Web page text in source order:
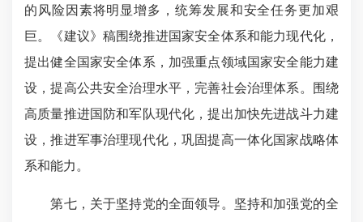
的风险因素将明显增多，统筹发展和安全任务更加艰
巨。《建议》稿围绕推进国家安全体系和能力现代化，
提出健全国家安全体系，加强重点领域国家安全能力建
设，提高公共安全治理水平，完善社会治理体系。围绕
高质量推进国防和军队现代化，提出加快先进战斗力建
设，推进军事治理现代化，巩固提高一体化国家战略体
系和能力。
第七，关于坚持党的全面领导。坚持和加强党的全